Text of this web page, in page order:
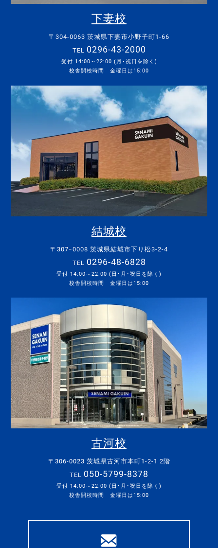
下妻校
〒304-0063 茨城県下妻市小野子町1-66
TEL 0296-43-2000
受付 14:00～22:00 (月･祝日を除く)
校舎開校時間 金曜日は15:00
結城校
〒307ｰ0008 茨城県結城市下り松3-2-4
TEL 0296-48-6828
受付 14:00～22:00 (日･月･祝日を除く)
校舎開校時間 金曜日は15:00
古河校
〒306-0023 茨城県古河市本町1-2-1 2階
TEL 050-5799-8378
受付 14:00～22:00 (日･月･祝日を除く)
校舎開校時間 金曜日は15:00